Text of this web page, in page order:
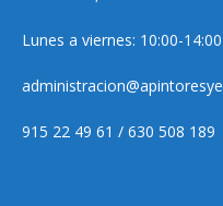
Lunes a viernes: 10:00-
915 22 49 61 / 630 508 189